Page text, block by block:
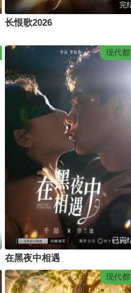
完
长恨歌2026
现代
已完
在黑夜中相遇
现代